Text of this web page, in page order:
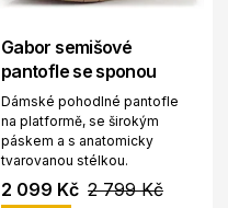
Gabor semišové
pantofle se sponou
Dámské pohodlné pantofle
na platformě, se širokým
páskem a s anatomicky
tvarovanou stélkou.
2 099 Kč 2 799 Kč